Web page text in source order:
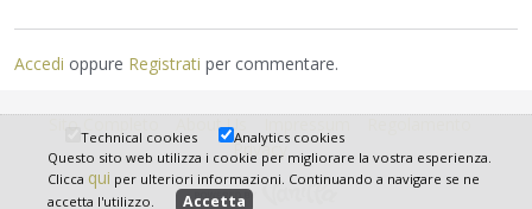
Technical cookies
Analytics cookies
Questo sito web utilizza i cookie per migliorare la vostra esperienza.
Clicca qui per ulteriori informazioni. Continuando a navigare se ne
accetta l'utilizzo.
Accedi oppure Registrati per commentare.
About Us
Privacy